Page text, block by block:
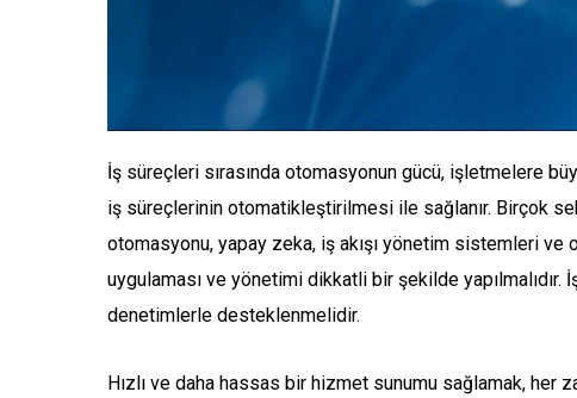
İş süreçleri sırasında otomasyonun gücü, işletmelere
iş süreçlerinin otomatikleştirilmesi ile sağlanır. Birçok
otomasyonu, yapay zeka, iş akışı yönetim sistemleri ve
uygulaması ve yönetimi dikkatli bir şekilde
denetimlerle desteklenmelidir.
Hızlı ve daha hassas bir hizmet sunumu sağlamak,